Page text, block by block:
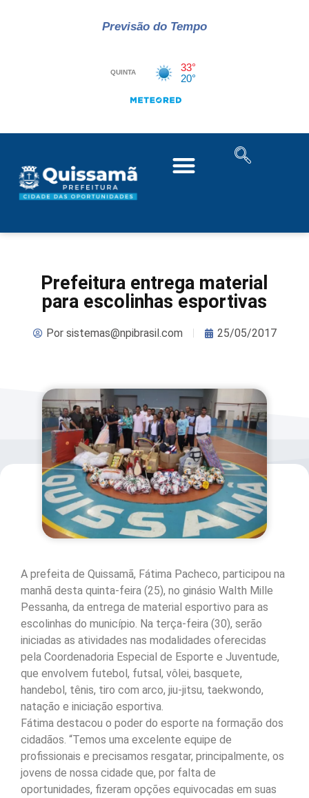
Previsão do Tempo
Prefeitura entrega material
para escolinhas esportivas
Porsistemas@npibrasil.com 25/05/2017
A prefeita de Quissamã, Fátima Pacheco, participou na
manhã desta quinta-feira (25), no ginásio Walth Mille
Pessanha, da entrega de material esportivo para as
escolinhas do município. Na terça-feira (30), serão
iniciadas as atividades nas modalidades oferecidas
pela Coordenadoria Especial de Esporte e Juventude,
que envolvem futebol, futsal, vôlei, basquete,
handebol, tênis, tiro com arco, jiu-jitsu, taekwondo,
natação e iniciação esportiva.
Fátima destacou o poder do esporte na formação dos
cidadãos. “Temos uma excelente equipe de
profissionais e precisamos resgatar, principalmente, os
jovens de nossa cidade que, por falta de
oportunidades, fizeram opções equivocadas em suas